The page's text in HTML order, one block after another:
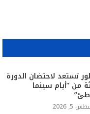
تستعد لاحتضان الدورة
من “أيام سينما
5, 2026